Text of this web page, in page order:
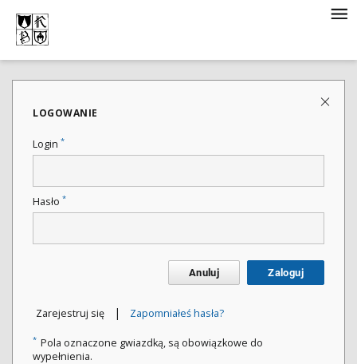
LOGOWANIE
Login *
Hasło *
Anuluj Zaloguj
Zarejestruj się | Zapomniałeś hasła?
* Pola oznaczone gwiazdką, są obowiązkowe do
wypełnienia.